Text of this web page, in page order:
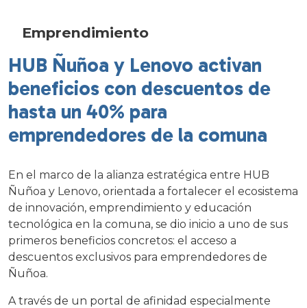
Emprendimiento
HUB Ñuñoa y Lenovo activan
beneficios con descuentos de
hasta un 40% para
emprendedores de la comuna
En el marco de la alianza estratégica entre HUB
Ñuñoa y Lenovo, orientada a fortalecer el ecosistema
de innovación, emprendimiento y educación
tecnológica en la comuna, se dio inicio a uno de sus
primeros beneficios concretos: el acceso a
descuentos exclusivos para emprendedores de
Ñuñoa.
A través de un portal de afinidad especialmente